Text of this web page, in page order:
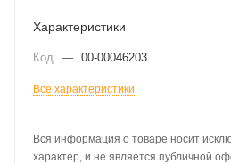
Характеристики
Код — 00-00046203
Все характеристики
Вся информация о товаре носит
характер, и не является публичной